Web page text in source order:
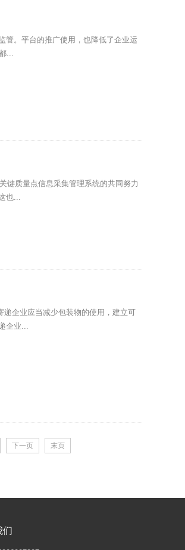
管。平台的推广使用，也降低了企业运
...
键质量点信息采集管理系统的共同努力
也...
递企业应当减少包装物的使用，建立可
企业...
下一页 末页
们